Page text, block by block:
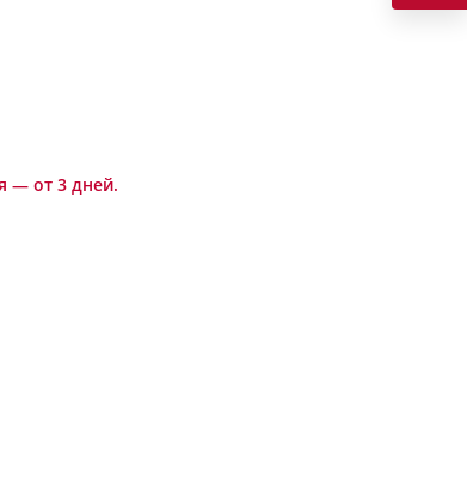
— от 3 дней.